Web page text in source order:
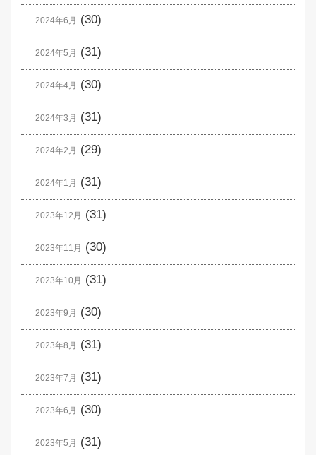
2024年6月 (30)
2024年5月 (31)
2024年4月 (30)
2024年3月 (31)
2024年2月 (29)
2024年1月 (31)
2023年12月 (31)
2023年11月 (30)
2023年10月 (31)
2023年9月 (30)
2023年8月 (31)
2023年7月 (31)
2023年6月 (30)
2023年5月 (31)